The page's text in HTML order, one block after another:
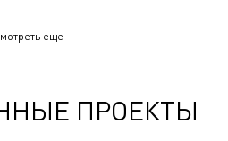
еще
ПРОЕКТЫ